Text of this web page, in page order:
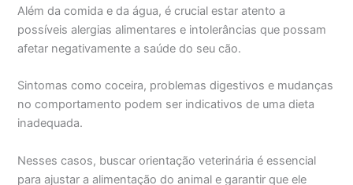
Além da comida e da água, é crucial estar atento a
possíveis alergias alimentares e intolerâncias que possam
afetar negativamente a saúde do seu cão.
Sintomas como coceira, problemas digestivos e mudanças
no comportamento podem ser indicativos de uma dieta
inadequada.
Nesses casos, buscar orientação veterinária é essencial
para ajustar a alimentação do animal e garantir que ele